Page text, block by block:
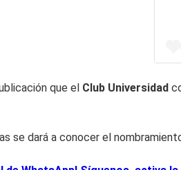
que el Club Universidad
se dará a conocer el